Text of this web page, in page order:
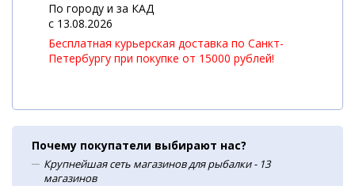
По городу и за КАД
c 13.08.2026
Бесплатная курьерская доставка по Санкт-
Петербургу при покупке от 15000 рублей!
Почему покупатели выбирают нас?
Крупнейшая сеть магазинов для рыбалки - 13
магазинов